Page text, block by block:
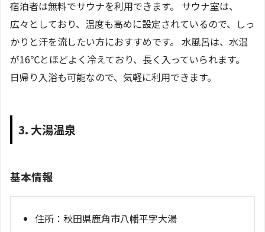
宿泊者は無料でサウナを利用できます。 サウナ室は、
広々としており、温度も高めに設定されているので、しっ
かりと汗を流したい方におすすめです。 水風呂は、水温
が16℃とほどよく冷えており、長く入っていられます。
日帰り入浴も可能なので、気軽に利用できます。
3. 大湯温泉
基本情報
住所：秋田県鹿角市八幡平字大湯